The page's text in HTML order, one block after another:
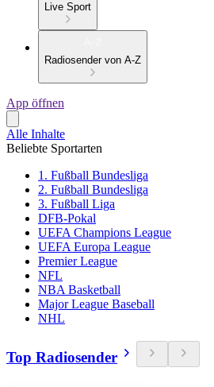
Live Sport
Radiosender von A-Z
App öffnen
Alle Inhalte
Beliebte Sportarten
1. Fußball Bundesliga
2. Fußball Bundesliga
3. Fußball Liga
DFB-Pokal
UEFA Champions League
UEFA Europa League
Premier League
NFL
NBA Basketball
Major League Baseball
NHL
Top Radiosender